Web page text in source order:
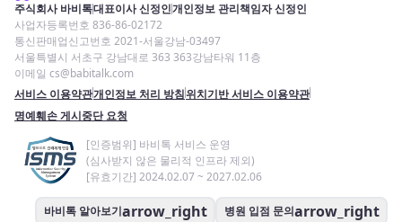
주식회사 바비톡대표이사 신정인개인정보 관리책임자 신정인
사업자등록번호 836-86-02172
통신판매업신고번호 2021-서울강남-03497
서울특별시 서초구 강남대로 363 363강남타워 11층
이메일 cs@babitalk.com
서비스 이용약관개인정보 처리 방침위치기반 서비스 이용약관
명예훼손 게시중단 요청
[인증범위] 바비톡 서비스 운영
(심사받지 않은 물리적 인프라 제외)
[유효기간] 2024.02.07 ~ 2027.02.06
바비톡 알아보기arrow_right 병원 입점 문의arrow_right